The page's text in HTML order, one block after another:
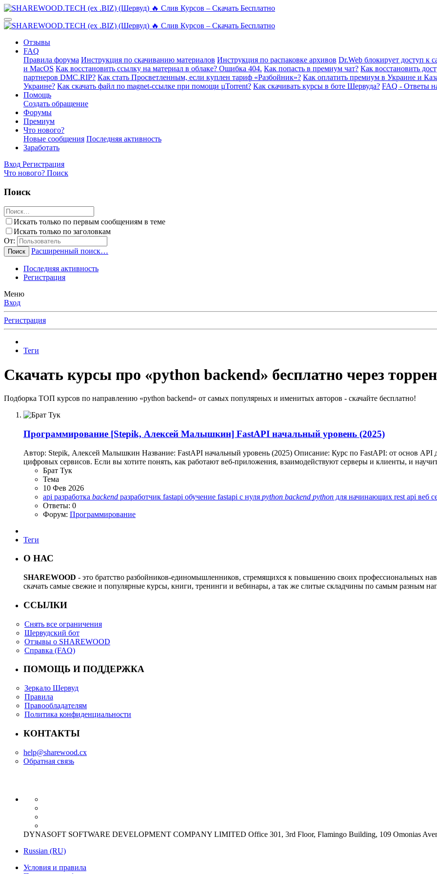
Отзывы
FAQ
Правила форума Инструкция по скачиванию материалов Инструкция по распаковке архивов Dr.Web блокирует доступ к
и MacOS Как восстановить ссылку на материал в облаке? Ошибка 404. Как попасть в премиум чат? Как восстановить
партнеров DMC.RIP? Как стать Просветленным, если куплен тариф «Разбойник»? Как оплатить премиум в Украине и
Украине? Как скачать файл по magnet-ссылке при помощи µTorrent? Как скачивать курсы в боте Шервуда? FAQ - Ответы
Помощь
Создать обращение
Форумы
Премиум
Что нового?
Новые сообщения Последняя активность
Заработать
Вход Регистрация
Что нового? Поиск
Поиск
Искать только по первым сообщениям в теме
Искать только по заголовкам
От:
Поиск Расширенный поиск…
Последняя активность
Регистрация
Меню
Вход
Регистрация
Теги
Скачать курсы про «python backend» бесплатно через
Подборка ТОП курсов по направлению «python backend» от самых популярных и именитых авторов - скачайте бесплатно!
Программирование [Stepik, Алексей Малышкин] FastAPI начальный уровень (2025)
Автор: Stepik, Алексей Малышкин Название: FastAPI начальный уровень (2025) Описание: Курс по FastAPI: от основ API
цифровых сервисов. Если вы хотите понять, как работают веб-приложения, взаимодействуют серверы и клиенты, и
Брат Тук
Тема
10 Фев 2026
api разработка backend разработчик fastapi обучение fastapi с нуля python backend python для начинающих rest api веб
Ответы: 0
Форум: Программирование
Теги
О НАС
SHAREWOOD - это братство разбойников-единомышленников, стремящихся к повышению своих профессиональных
скачать самые свежие и популярные курсы, книги, тренинги и вебинары, а так же слитые складчины по самым разным
ССЫЛКИ
Снять все ограничения
Шервудский бот
Отзывы о SHAREWOOD
Справка (FAQ)
ПОМОЩЬ И ПОДДЕРЖКА
Зеркало Шервуд
Правила
Правообладателям
Политика конфиденциальности
КОНТАКТЫ
help@sharewood.cx
Обратная связь
DYNASOFT SOFTWARE DEVELOPMENT COMPANY LIMITED Office 301, 3rd Floor, Flamingo Building, 109 Omonias
Russian (RU)
Условия и правила